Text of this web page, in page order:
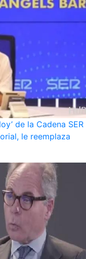
de la Cadena SER
le reemplaza